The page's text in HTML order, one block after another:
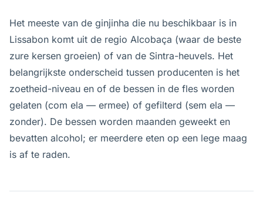
Het meeste van de ginjinha die nu beschikbaar is in
Lissabon komt uit de regio Alcobaça (waar de beste
zure kersen groeien) of van de Sintra-heuvels. Het
belangrijkste onderscheid tussen producenten is het
zoetheid-niveau en of de bessen in de fles worden
gelaten (com ela — ermee) of gefilterd (sem ela —
zonder). De bessen worden maanden geweekt en
bevatten alcohol; er meerdere eten op een lege maag
is af te raden.